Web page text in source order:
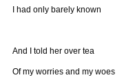
I had only barely known
And I told her over tea
Of my worries and my woes